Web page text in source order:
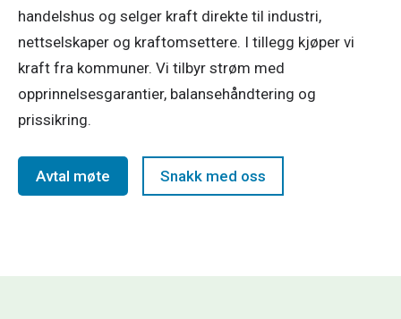
handelshus og selger kraft direkte til industri,
nettselskaper og kraftomsettere. I tillegg kjøper vi
kraft fra kommuner. Vi tilbyr strøm med
opprinnelsesgarantier, balansehåndtering og
prissikring.
Avtal møte Snakk med oss